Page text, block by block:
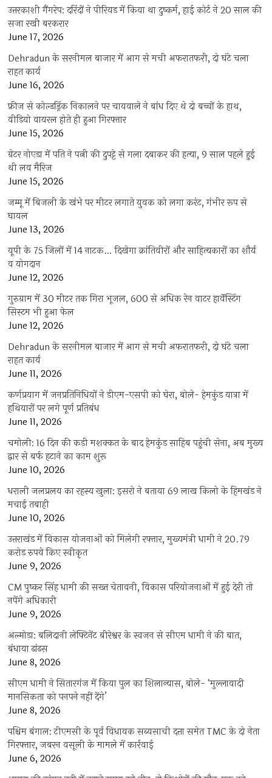
उत्तरकाशी गैंगरेप: दरिंदों ने पीरियड में किया था दुष्कर्म, हाई कोर्ट ने 20 साल की
सजा रखी बरकरार
June 17, 2026
Dehradun के सरनीमल बाजार में आग से मची अफरातफरी, दो घंटे चला
राहत कार्य
June 16, 2026
फ्रीज से कोल्डड्रिंक निकालने पर चायवाले ने बांध दिए थे दो बच्चों के हाथ,
वीडियो वायरल होते ही हुआ गिरफ्तार
June 15, 2026
ग्रेटर नोएडा में पति ने पत्नी की दुपट्टे से गला दबाकर की हत्या, 9 साल पहले हुई
थी लव मैरिज
June 15, 2026
जम्मू में बिजली के खंभे पर मीटर लगाते युवक को लगा करंट, गंभीर रूप से
घायल
June 13, 2026
यूपी के 75 जिलों में 14 नाटक… दिखेगा क्रांतिवीरों और साहित्यकारों का शौर्य
व योगदान
June 12, 2026
गुरुग्राम में 30 मीटर तक गिरा भूजल, 600 से अधिक रेन वाटर हार्वेस्टिंग
सिस्टम भी हुआ फेल
June 12, 2026
Dehradun के सरनीमल बाजार में आग से मची अफरातफरी, दो घंटे चला
राहत कार्य
June 11, 2026
कर्णप्रयाग में जनप्रतिनिधियों ने डीएम-एसपी को घेरा, बोले- हेमकुंड यात्रा में
हथियारों पर लगे पूर्ण प्रतिबंध
June 11, 2026
चमोली: 16 दिन की कड़ी मशक्कत के बाद हेमकुंड साहिब पहुंची सेना, अब मुख्य
द्वार से बर्फ हटाने का काम शुरू
June 10, 2026
धराली जलप्रलय का रहस्य खुला: इसरो ने बताया 69 लाख किलो के हिमखंड ने
मचाई तबाही
June 10, 2026
उत्तराखंड में विकास योजनाओं को मिलेगी रफ्तार, मुख्यमंत्री धामी ने 20.79
करोड़ रुपये किए स्वीकृत
June 9, 2026
CM पुष्कर सिंह धामी की सख्त चेतावनी, विकास परियोजनाओं में हुई देरी तो
नपेंगे अधिकारी
June 9, 2026
अल्मोड़ा: बलिदानी लेफ्टिनेंट बीरेश्वर के स्वजन से सीएम धामी ने की बात,
बंधाया ढांढस
June 8, 2026
सीएम धामी ने सितारगंज में किया पुल का शिलान्यास, बोले- ‘मुल्लावादी
मानसिकता को पनपने नहीं देंगे’
June 8, 2026
पश्चिम बंगाल: टीएमसी के पूर्व विधायक सब्यसाची दत्ता समेत TMC के दो नेता
गिरफ्तार, जबरन वसूली के मामले में कार्रवाई
June 6, 2026